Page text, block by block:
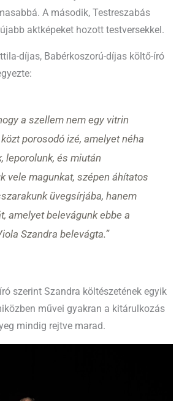
A második, Testreszabás
aktképeket hozott testversekkel.
díjas, Babérkoszorú-díjas költő-író
a szellem nem egy vitrin
porosodó izé, amelyet néha
leporolunk, és miután
vele magunkat, szépen áhítatos
üvegsírjába, hanem
amelyet belevágunk ebbe a
Szandra belevágta.”
szerint Szandra költészetének egyik
művei gyakran a kitárulkozás
mindig rejtve marad.